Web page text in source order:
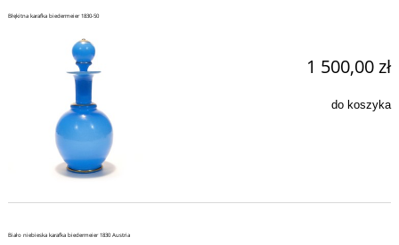
Błękitna karafka biedermeier 1830-50
1 500,00 zł
do koszyka
Biało niebieska karafka biedermeier 1830 Austria